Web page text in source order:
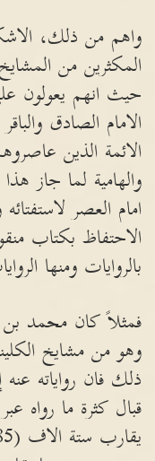
واهم من ذلك،
المكثرين من
حيث انهم يعولون
الامام الصادق
الائمة الذين
والهامية لما جاز
امام العصر
الاحتفاظ بكتاب
بالروايات ومنها
فمثلاً كان محمد
وهو من مشايخ
ذلك فان رواياته
قبال كثرة ما رواه